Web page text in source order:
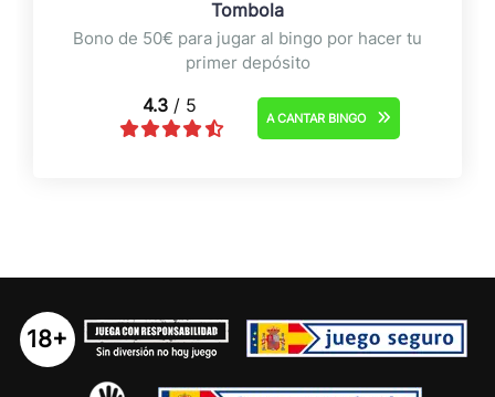
Tombola
Bono de 50€ para jugar al bingo por hacer tu
primer depósito
4.3 / 5
A CANTAR BINGO
18+